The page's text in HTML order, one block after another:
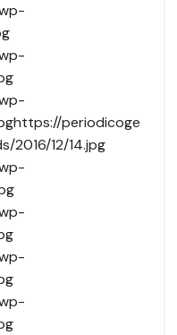
periodicoge
2016/12/14.jpg